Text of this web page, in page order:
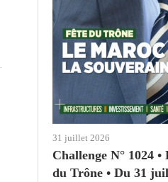
31 juillet 2026
Challenge N° 1024
du Trône • Du 31